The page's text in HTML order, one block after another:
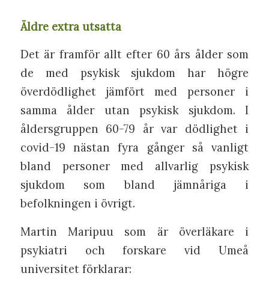
Äldre extra utsatta
Det är framför allt efter 60 års ålder som
de med psykisk sjukdom har högre
överdödlighet jämfört med personer i
samma ålder utan psykisk sjukdom. I
åldersgruppen 60-79 år var dödlighet i
covid-19 nästan fyra gånger så vanligt
bland personer med allvarlig psykisk
sjukdom som bland jämnåriga i
befolkningen i övrigt.
Martin Maripuu som är överläkare i
psykiatri och forskare vid Umeå
universitet förklarar: